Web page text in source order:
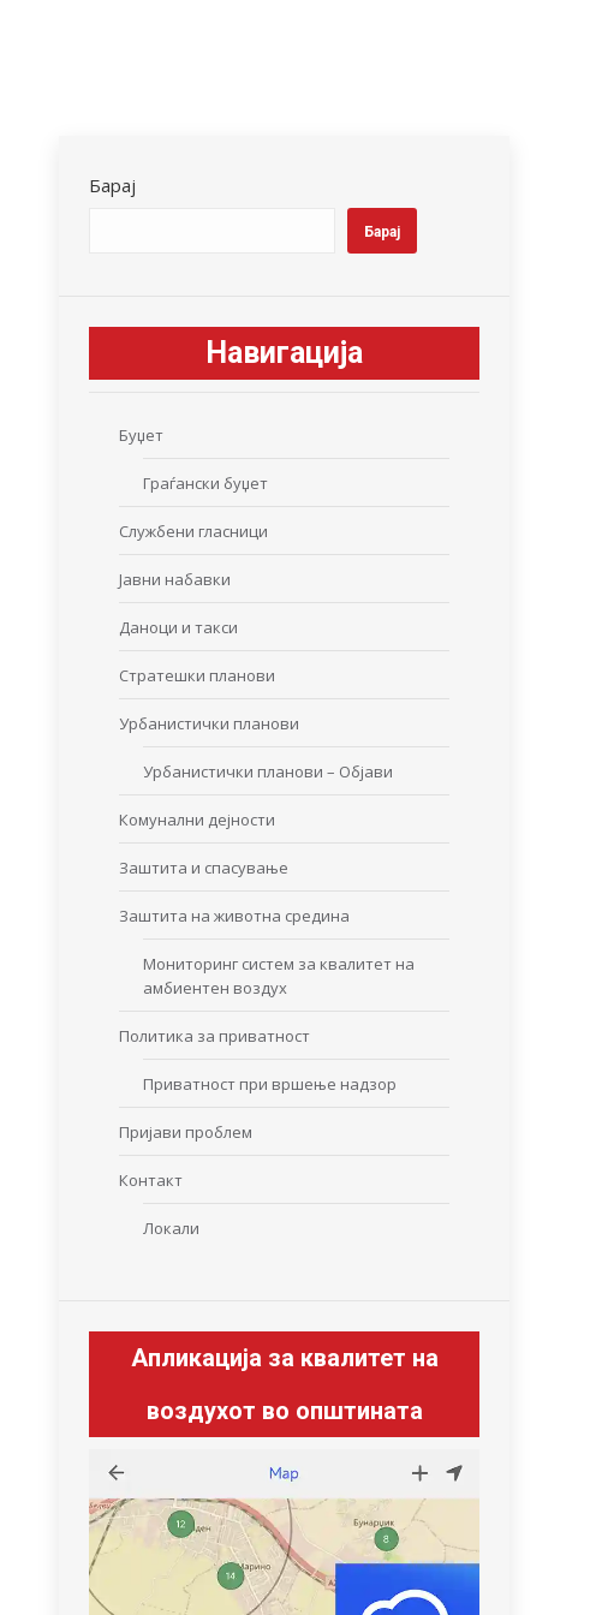
Барај
Барај
Навигација
Буџет
Граѓански буџет
Службени гласници
Јавни набавки
Даноци и такси
Стратешки планови
Урбанистички планови
Урбанистички планови – Објави
Комунални дејности
Заштита и спасување
Заштита на животна средина
Мониторинг систем за квалитет на
амбиентен воздух
Политика за приватност
Приватност при вршење надзор
Пријави проблем
Контакт
Локали
Апликација за квалитет на
воздухот во општината